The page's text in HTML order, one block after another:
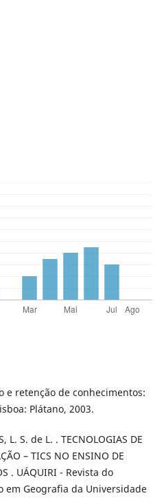
e retenção de conhecimentos:
Plátano, 2003.
L. S. de L. . TECNOLOGIAS DE
– TICS NO ENSINO DE
. UÁQUIRI - Revista do
em Geografia da Universidade